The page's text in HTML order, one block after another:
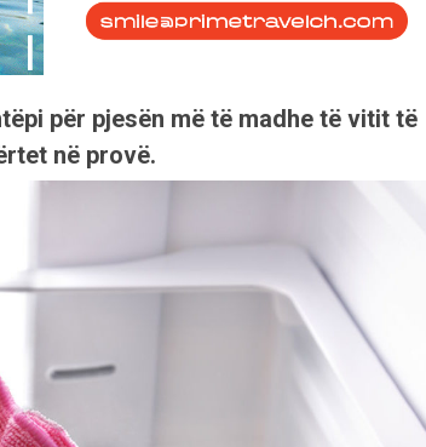
për pjesën më të madhe të vitit të
në provë.